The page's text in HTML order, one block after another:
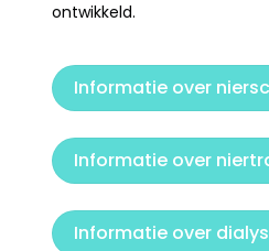
ontwikkeld.
Informatie over
Informatie over
Informatie over